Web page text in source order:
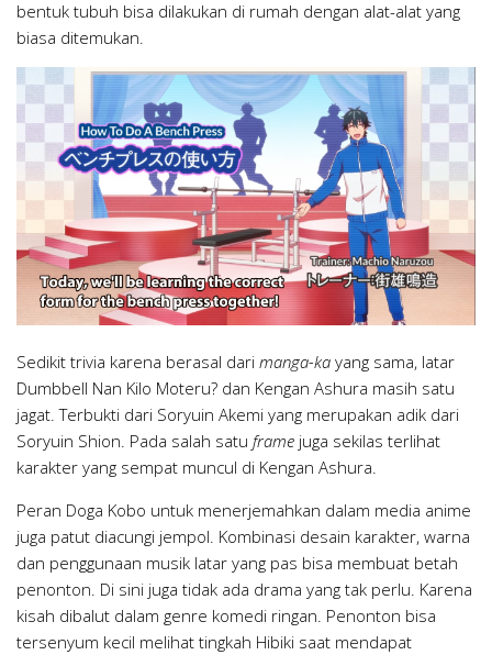
bentuk tubuh bisa dilakukan di rumah dengan alat-alat yang
biasa ditemukan.
Sedikit trivia karena berasal dari manga-ka yang sama, latar
Dumbbell Nan Kilo Moteru? dan Kengan Ashura masih satu
jagat. Terbukti dari Soryuin Akemi yang merupakan adik dari
Soryuin Shion. Pada salah satu frame juga sekilas terlihat
karakter yang sempat muncul di Kengan Ashura.
Peran Doga Kobo untuk menerjemahkan dalam media anime
juga patut diacungi jempol. Kombinasi desain karakter, warna
dan penggunaan musik latar yang pas bisa membuat betah
penonton. Di sini juga tidak ada drama yang tak perlu. Karena
kisah dibalut dalam genre komedi ringan. Penonton bisa
tersenyum kecil melihat tingkah Hibiki saat mendapat